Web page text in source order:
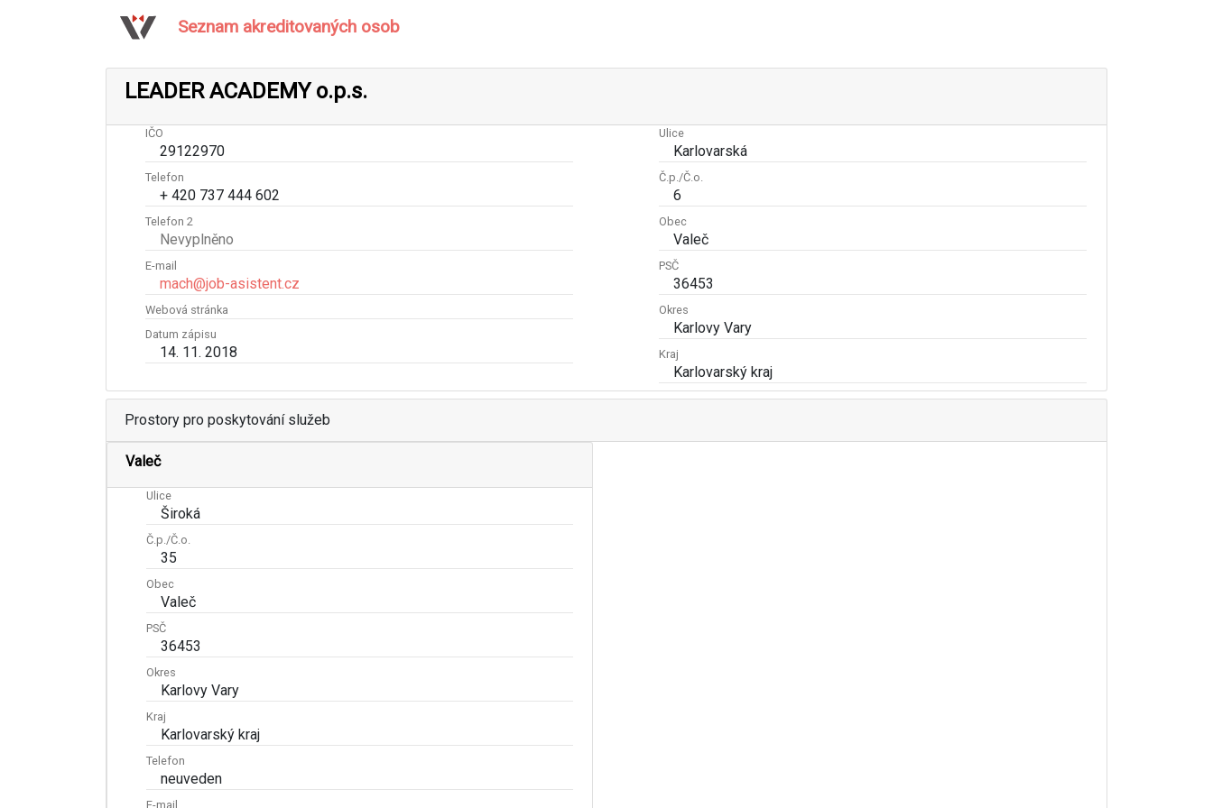
Seznam akreditovaných osob
LEADER ACADEMY o.p.s.
IČO
29122970
Telefon
+ 420 737 444 602
Telefon 2
Nevyplněno
E-mail
mach@job-asistent.cz
Webová stránka
Datum zápisu
14. 11. 2018
Ulice
Karlovarská
Č.p./Č.o.
6
Obec
Valeč
PSČ
36453
Okres
Karlovy Vary
Kraj
Karlovarský kraj
Prostory pro poskytování služeb
Valeč
Ulice
Široká
Č.p./Č.o.
35
Obec
Valeč
PSČ
36453
Okres
Karlovy Vary
Kraj
Karlovarský kraj
Telefon
neuveden
E-mail